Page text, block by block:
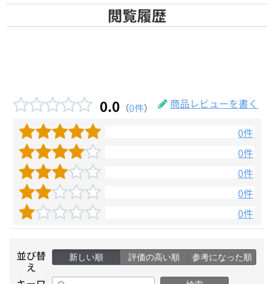
閲覧履歴
0.0 （0件）
商品レビューを書く
0件
0件
0件
0件
0件
並び替
え
新しい順 評価の高い順 参考になった順